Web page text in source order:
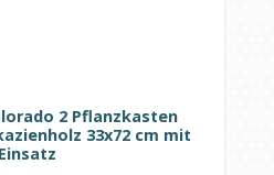
2 Pflanzkasten
33x72 cm mit
Einsatz